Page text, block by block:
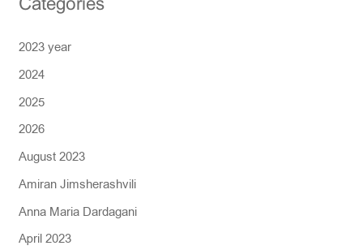
c
f
o
r
:
2023 year
2024
2025
2026
August 2023
Amiran Jimsherashvili
Anna Maria Dardagani
April 2023